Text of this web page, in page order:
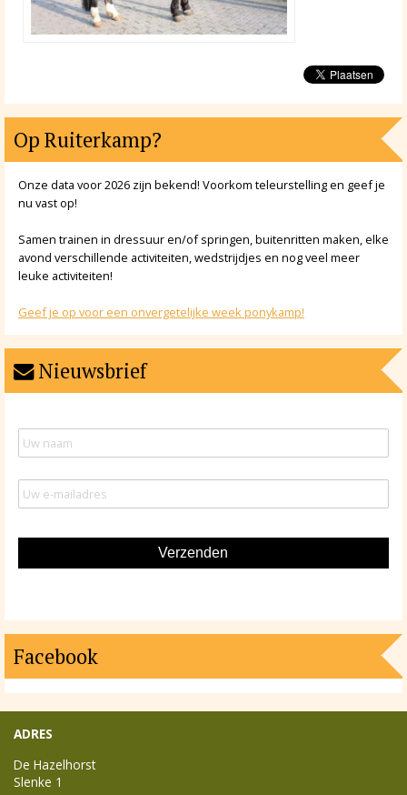
Op Ruiterkamp?
Onze data voor 2026 zijn bekend! Voorkom teleurstelling en geef je
nu vast op!
Samen trainen in dressuur en/of springen, buitenritten maken, elke
avond verschillende activiteiten, wedstrijdjes en nog veel meer
leuke activiteiten!
Geef je op voor een onvergetelijke week ponykamp!
Nieuwsbrief
Facebook
ADRES
De Hazelhorst
Slenke 1